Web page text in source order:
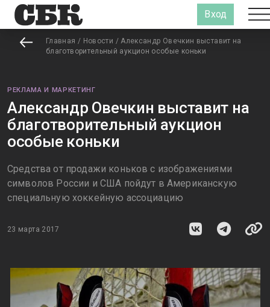
Вход
Главная / Новости / Александр Овечкин выставит на
благотворительный аукцион особые коньки
РЕКЛАМА И МАРКЕТИНГ
Александр Овечкин выставит на
благотворительный аукцион
особые коньки
Средства от продажи коньков с изображениями
символов России и США пойдут в Американскую
специальную хоккейную ассоциацию
23 марта 2017